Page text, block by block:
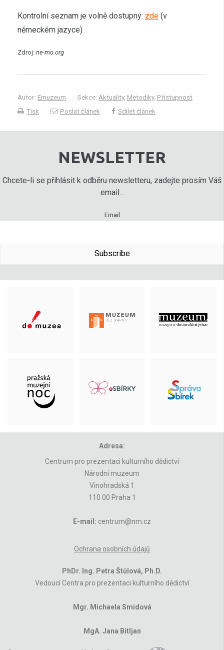
Kontrolní seznam je volně dostupný: zde (v
německém jazyce)
Zdroj: ne-mo.org
Autor: Emuzeum Sekce: Aktuality, Metodiky, Přístupnost
Tisk
Poslat článek Sdílet článek
NEWSLETTER
Chcete-li se přihlásit k odběru newsletteru, zadejte prosím Váš
email...
Email
Subscribe
Adresa:
Centrum pro prezentaci kulturního dědictví
Národní muzeum
Vinohradská 1
110 00 Praha 1
E-mail: centrum@nm.cz
Ochrana osobních údajů
PhDr. Ing. Petra Štůlová, Ph.D.
Vedoucí Centra pro prezentaci kulturního dědictví
Mgr. Michaela Smidová
MgA. Jana Bitljan